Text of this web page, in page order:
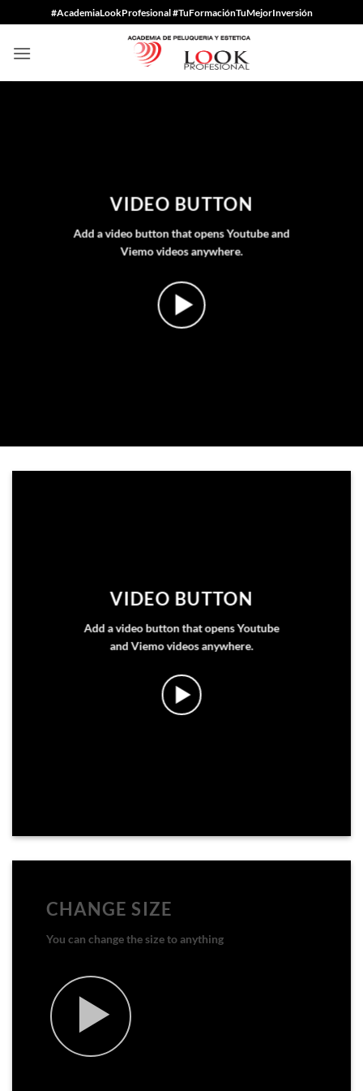
al
contenido
#AcademiaLookProfesional #TuFormaciónTuMejorInversión
VIDEO BUTTON
Add a video button that opens Youtube and
Viemo videos anywhere.
VIDEO BUTTON
Add a video button that opens Youtube
and Viemo videos anywhere.
CHANGE SIZE
You can change the size to anything